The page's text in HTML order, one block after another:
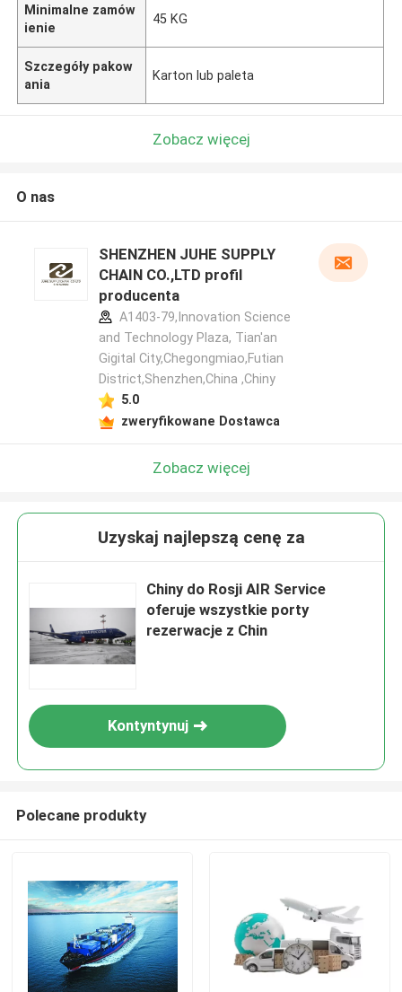
Minimalne zamów
ienie
45 KG
Szczegóły pakow
ania
Karton lub paleta
Zobacz więcej
O nas
SHENZHEN JUHE SUPPLY
CHAIN CO.,LTD profil
producenta
A1403-79,Innovation Science
and Technology Plaza, Tian'an
Gigital City,Chegongmiao,Futian
District,Shenzhen,China ,Chiny
5.0
zweryfikowane Dostawca
Zobacz więcej
Uzyskaj najlepszą cenę za
Chiny do Rosji AIR Service
oferuje wszystkie porty
rezerwacje z Chin
Kontyntynuj
Polecane produkty